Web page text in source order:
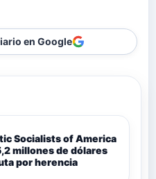
en Google
Socialists of America
millones de dólares
por herencia